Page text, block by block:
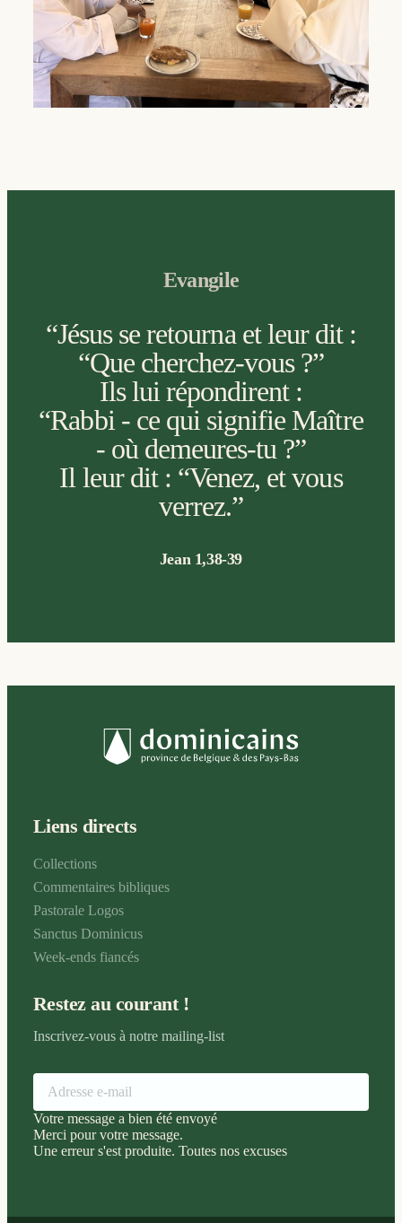
Evangile
“Jésus se retourna et leur dit :
“Que cherchez-vous ?”
Ils lui répondirent :
“Rabbi - ce qui signifie Maître
- où demeures-tu ?”
Il leur dit : “Venez, et vous
verrez.”
Jean 1,38-39
Liens directs
Collections
Commentaires bibliques
Pastorale Logos
Sanctus Dominicus
Week-ends fiancés
Restez au courant !
Inscrivez-vous à notre mailing-list
Votre message a bien été envoyé
Merci pour votre message.
Une erreur s'est produite. Toutes nos excuses